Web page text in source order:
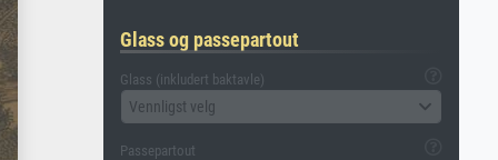
Glass og passepartout
Glass (inkludert baktavle)
Vennligst velg
Passepartout